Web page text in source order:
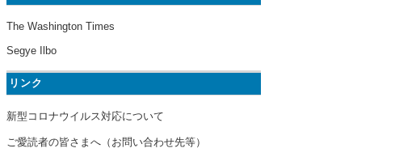
The Washington Times
Segye Ilbo
リンク
新型コロナウイルス対応について
ご愛読者の皆さまへ（お問い合わせ先等）